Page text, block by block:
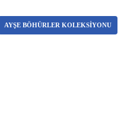
AYŞE BÖHÜRLER KOLEKSIYONU